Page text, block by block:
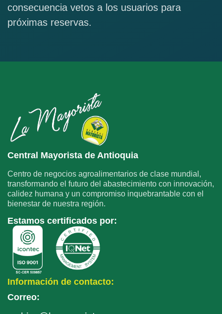
consecuencia vetos a los usuarios para
próximas reservas.
Central Mayorista de Antioquia
Centro de negocios agroalimentarios de clase mundial,
transformando el futuro del abastecimiento con innovación,
calidez humana y un compromiso inquebrantable con el
bienestar de nuestra región.
Estamos certificados por:
Información de contacto:
Correo: